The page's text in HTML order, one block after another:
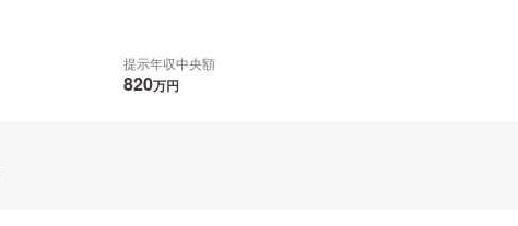
提示年収中央額
820万円